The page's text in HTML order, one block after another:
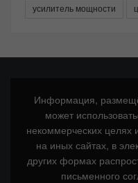
усилитель мощности
Информация,
может
некоммерческих целях
на иных сайтах, в
других формах
письменного